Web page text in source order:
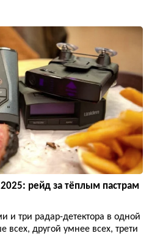
рейд за тёплым пастрам
и три радар-детектора в одной
другой умнее всех, трети